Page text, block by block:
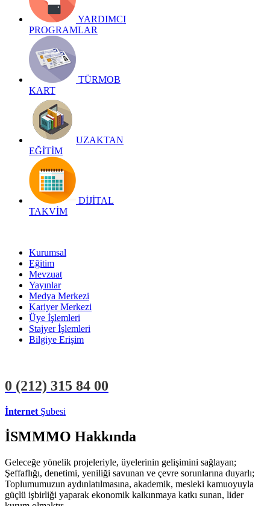
YARDIMCI
PROGRAMLAR
TÜRMOB
KART
UZAKTAN
EĞİTİM
DİJİTAL
TAKVİM
Kurumsal
Eğitim
Mevzuat
Yayınlar
Medya Merkezi
Kariyer Merkezi
Üye İşlemleri
Stajyer İşlemleri
Bilgiye Erişim
0 (212) 315 84 00
İnternet Şubesi
İSMMMO Hakkında
Geleceğe yönelik projeleriyle, üyelerinin gelişimini sağlayan;
Şeffaflığı, denetimi, yeniliği savunan ve çevre sorunlarına duyarlı;
Toplumumuzun aydınlatılmasına, akademik, mesleki kamuoyuyla
güçlü işbirliği yaparak ekonomik kalkınmaya katkı sunan, lider